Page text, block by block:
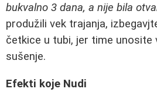
bukvalno 3 dana, a nije bila
produžili vek trajanja,
četkice u tubi, jer time unosite
sušenje.
Efekti koje Nudi